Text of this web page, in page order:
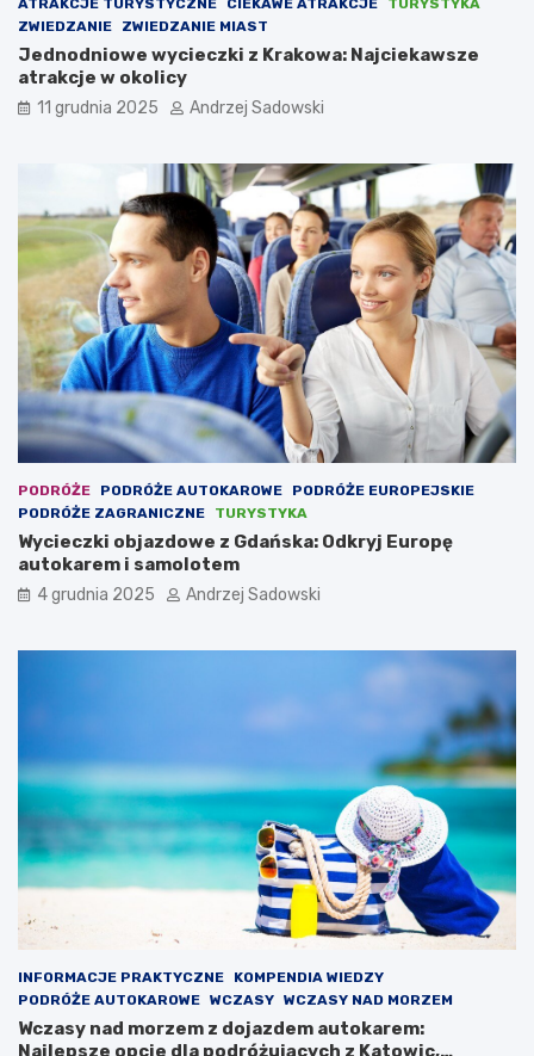
m
ATRAKCJE TURYSTYCZNE CIEKAWE ATRAKCJE
TURYSTYKA
ZWIEDZANIE
ZWIEDZANIE MIAST
Jednodniowe wycieczki z Krakowa: Najciekawsze
atrakcje w okolicy
11 grudnia 2025 Andrzej Sadowski
PODRÓŻE PODRÓŻE AUTOKAROWE
PODRÓŻE EUROPEJSKIE
PODRÓŻE ZAGRANICZNE
TURYSTYKA
Wycieczki objazdowe z Gdańska: Odkryj Europę
autokarem i samolotem
4 grudnia 2025 Andrzej Sadowski
INFORMACJE PRAKTYCZNE
KOMPENDIA WIEDZY
PODRÓŻE AUTOKAROWE WCZASY WCZASY NAD MORZEM
Wczasy nad morzem z dojazdem autokarem:
Najlepsze opcje dla podróżujących z Katowic,